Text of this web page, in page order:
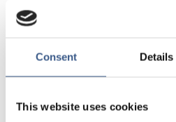
Consent Details
This website uses cookies
Vid seminariet
erfarenheter kan utgöra
lyfta goda exempel på hur